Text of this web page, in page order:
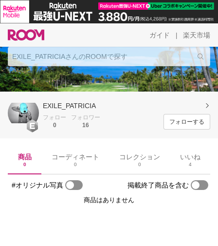
ガイド 楽天市場
EXILE_PATRICIA
フォロー
0
フォロワー
16
フォローする
商品
0
コーディネート
0
コレクション
0
いいね
4
#オリジナル写真 掲載終了商品を含む
商品はありません